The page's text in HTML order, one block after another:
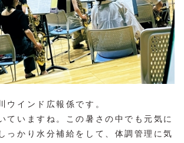
ウインド広報係です。
ていますね。この暑さの中でも元気に
っかり水分補給をして、体調管理に気